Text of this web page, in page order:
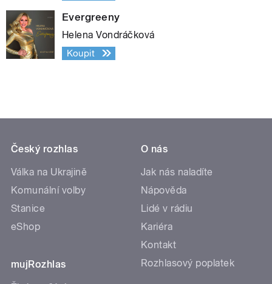
Evergreeny
Helena Vondráčková
Koupit
Český rozhlas
Válka na Ukrajině
Komunální volby
Stanice
eShop
mujRozhlas
O nás
Jak nás naladíte
Nápověda
Lidé v rádiu
Kariéra
Kontakt
Rozhlasový poplatek